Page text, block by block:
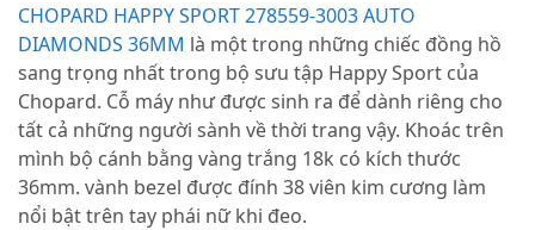
CHOPARD HAPPY SPORT 278559-3003 AUTO
DIAMONDS 36MM là một trong những chiếc đồng hồ
sang trọng nhất trong bộ sưu tập Happy Sport của
Chopard. Cỗ máy như được sinh ra để dành riêng cho
tất cả những người sành về thời trang vậy. Khoác trên
mình bộ cánh bằng vàng trắng 18k có kích thước
36mm. vành bezel được đính 38 viên kim cương làm
nổi bật trên tay phái nữ khi đeo.